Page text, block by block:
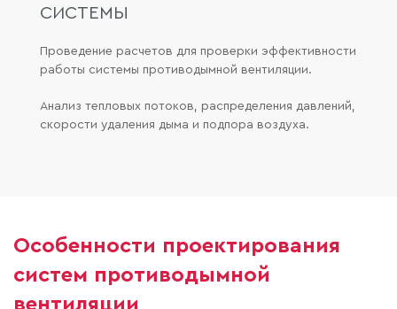
СИСТЕМЫ
Проведение расчетов для проверки эффективности
работы системы противодымной вентиляции.
Анализ тепловых потоков, распределения давлений,
скорости удаления дыма и подпора воздуха.
Особенности проектирования
систем противодымной
вентиляции